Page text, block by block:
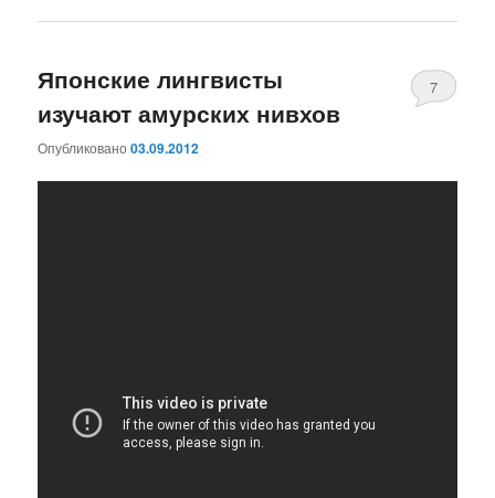
Японские лингвисты
изучают амурских нивхов
Опубликовано03.09.2012
7